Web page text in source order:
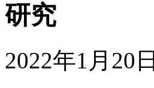
研究
2022年1月20日